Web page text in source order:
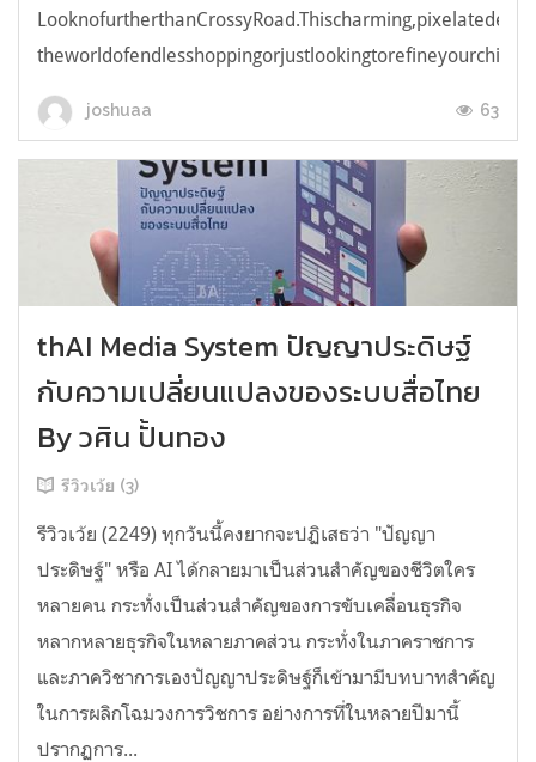
joshuaa 63
thAI Media System ปัญญาประดิษฐ์
กับความเปลี่ยนแปลงของระบบสื่อไทย
By วศิน ปั้นทอง
รีวิวเว้ย (3)
รีวิวเว้ย (2249) ทุกวันนี้คงยากจะปฏิเสธว่า "ปัญญา
ประดิษฐ์" หรือ AI ได้กลายมาเป็นส่วนสำคัญของชีวิตใคร
หลายคน กระทั่งเป็นส่วนสำคัญของการขับเคลื่อนธุรกิจ
หลากหลายธุรกิจในหลายภาคส่วน กระทั่งในภาคราชการ
และภาควิชาการเองปัญญาประดิษฐ์ก็เข้ามามีบทบาทสำคัญ
ในการผลิกโฉมวงการวิชการ อย่างการที่ในหลายปีมานี้
ปรากฏการ...